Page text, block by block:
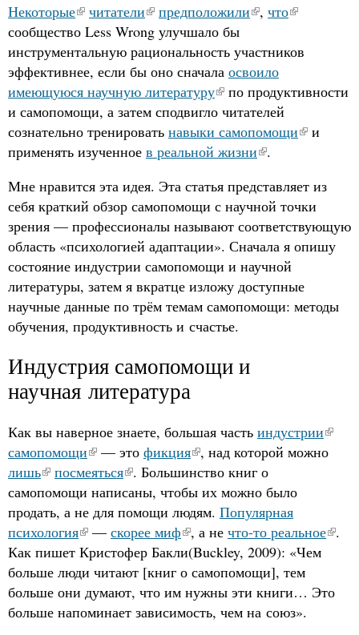
Некоторые
читатели предположили , что
сообщество Less Wrong улучшало бы
инструментальную рациональность участников
эффективнее, если бы оно сначала освоило
имеющуюся научную литературу
по продуктивности
и самопомощи, а затем сподвигло читателей
сознательно тренировать навыки самопомощи
и
применять изученное в реальной жизни .
Мне нравится эта идея. Эта статья представляет из
себя краткий обзор самопомощи с научной точки
зрения — профессионалы называют соответствующую
область «психологией адаптации». Сначала я опишу
состояние индустрии самопомощи и научной
литературы, затем я вкратце изложу доступные
научные данные по трём темам самопомощи: методы
обучения, продуктивность и счастье.
Индустрия самопомощи и
научная литература
Как вы наверное знаете, большая часть индустрии
самопомощи
— это фикция , над которой можно
лишь
посмеяться . Большинство книг о
самопомощи написаны, чтобы их можно было
продать, а не для помощи людям. Популярная
психология
— скорее миф , а не что-то реальное .
Как пишет Кристофер Бакли(Buckley, 2009): «Чем
больше люди читают [книг о самопомощи], тем
больше они думают, что им нужны эти книги… Это
больше напоминает зависимость, чем на союз».